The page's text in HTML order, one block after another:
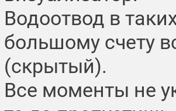
Водоотвод в
большому счету
(скрытый).
Все моменты не